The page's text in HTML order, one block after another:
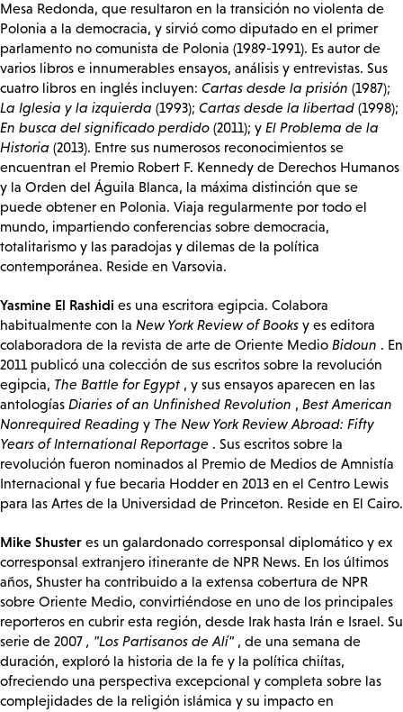
Mesa Redonda, que resultaron en la transición no violenta de
Polonia a la democracia, y sirvió como diputado en el primer
parlamento no comunista de Polonia (1989-1991). Es autor de
varios libros e innumerables ensayos, análisis y entrevistas. Sus
cuatro libros en inglés incluyen: Cartas desde la prisión (1987);
La Iglesia y la izquierda (1993); Cartas desde la libertad (1998);
En busca del significado perdido (2011); y El Problema de la
Historia (2013). Entre sus numerosos reconocimientos se
encuentran el Premio Robert F. Kennedy de Derechos Humanos
y la Orden del Águila Blanca, la máxima distinción que se
puede obtener en Polonia. Viaja regularmente por todo el
mundo, impartiendo conferencias sobre democracia,
totalitarismo y las paradojas y dilemas de la política
contemporánea. Reside en Varsovia.
Yasmine El Rashidi es una escritora egipcia. Colabora
habitualmente con la New York Review of Books y es editora
colaboradora de la revista de arte de Oriente Medio Bidoun . En
2011 publicó una colección de sus escritos sobre la revolución
egipcia, The Battle for Egypt , y sus ensayos aparecen en las
antologías Diaries of an Unfinished Revolution , Best American
Nonrequired Reading y The New York Review Abroad: Fifty
Years of International Reportage . Sus escritos sobre la
revolución fueron nominados al Premio de Medios de Amnistía
Internacional y fue becaria Hodder en 2013 en el Centro Lewis
para las Artes de la Universidad de Princeton. Reside en El Cairo.
Mike Shuster es un galardonado corresponsal diplomático y ex
corresponsal extranjero itinerante de NPR News. En los últimos
años, Shuster ha contribuido a la extensa cobertura de NPR
sobre Oriente Medio, convirtiéndose en uno de los principales
reporteros en cubrir esta región, desde Irak hasta Irán e Israel. Su
serie de 2007 , "Los Partisanos de Alí" , de una semana de
duración, exploró la historia de la fe y la política chiítas,
ofreciendo una perspectiva excepcional y completa sobre las
complejidades de la religión islámica y su impacto en